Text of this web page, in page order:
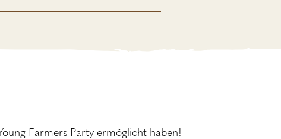
Farmers Party ermöglicht haben!